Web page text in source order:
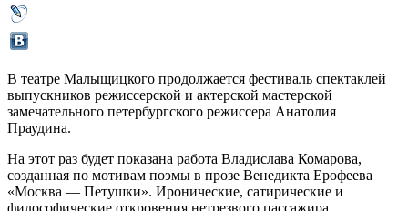
В театре Малыщицкого продолжается фестиваль спектаклей
выпускников режиссерской и актерской мастерской
замечательного петербургского режиссера Анатолия
Праудина.
На этот раз будет показана работа Владислава Комарова,
созданная по мотивам поэмы в прозе Венедикта Ерофеева
«Москва — Петушки». Иронические, сатирические и
философические откровения нетрезвого пассажира